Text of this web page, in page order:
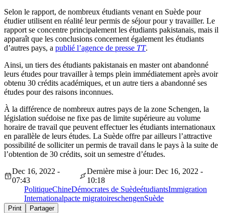
Selon le rapport, de nombreux étudiants venant en Suède pour
étudier utilisent en réalité leur permis de séjour pour y travailler. Le
rapport se concentre principalement les étudiants pakistanais, mais il
apparaît que les conclusions concernent également les étudiants
d’autres pays, a publié l’agence de presse TT.
Ainsi, un tiers des étudiants pakistanais en master ont abandonné
leurs études pour travailler à temps plein immédiatement après avoir
obtenu 30 crédits académiques, et un autre tiers a abandonné ses
études pour des raisons inconnues.
À la différence de nombreux autres pays de la zone Schengen, la
législation suédoise ne fixe pas de limite supérieure au volume
horaire de travail que peuvent effectuer les étudiants internationaux
en parallèle de leurs études. La Suède offre par ailleurs l’attractive
possibilité de solliciter un permis de travail dans le pays à la suite de
l’obtention de 30 crédits, soit un semestre d’études.
Dec 16, 2022 -
07:43
Dernière mise à jour: Dec 16, 2022 -
10:18
PolitiqueChineDémocrates de SuèdeétudiantsImmigration
Internationalpacte migratoireschengenSuède
Print Partager